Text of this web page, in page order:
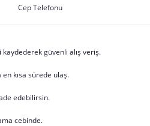
Cep Telefonu
güvenli alış veriş.
en kısa sürede ulaş.
edebilirsin.
cebinde.